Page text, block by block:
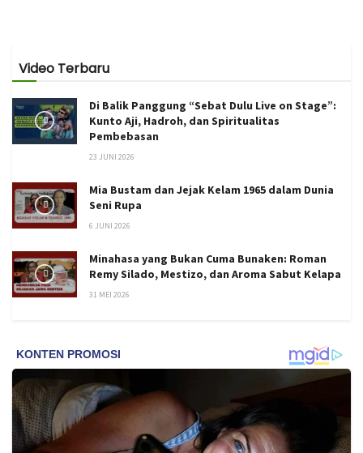
Video Terbaru
Di Balik Panggung “Sebat Dulu Live on Stage”:
Kunto Aji, Hadroh, dan Spiritualitas
Pembebasan
23 JUNI 2026
Mia Bustam dan Jejak Kelam 1965 dalam Dunia
Seni Rupa
6 JUNI 2026
Minahasa yang Bukan Cuma Bunaken: Roman
Remy Silado, Mestizo, dan Aroma Sabut Kelapa
31 MEI 2026